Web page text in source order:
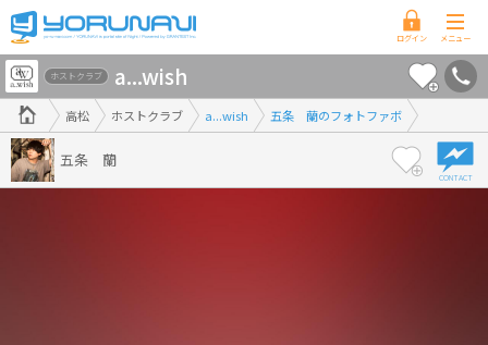
香
川
県
版
高松 ホストクラブ a...wish 五条 蘭のフォトファボ
ホストクラブ a...wish
五条 蘭